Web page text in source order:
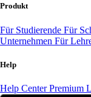
Produkt
Für Studierende Für
Unternehmen Für
Help
Help CenterPremium